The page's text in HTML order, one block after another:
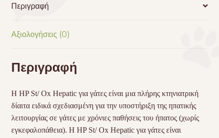
Περιγραφή
Αξιολογήσεις (0)
Περιγραφή
Η HP St/ Ox Hepatic για γάτες είναι μια πλήρης κτηνιατρική
δίαιτα ειδικά σχεδιασμένη για την υποστήριξη της ηπατικής
λειτουργίας σε γάτες με χρόνιες παθήσεις του ήπατος (χωρίς
εγκεφαλοπάθεια). Η HP St/ Ox Hepatic για γάτες είναι